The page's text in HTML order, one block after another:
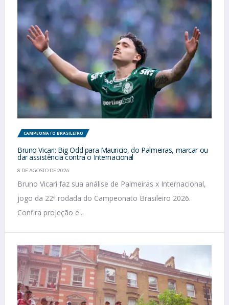
CAMPEONATO BRASILEIRO
Bruno Vicari: Big Odd para Mauricio, do Palmeiras, marcar ou
dar assistência contra o Internacional
8 DE AGOSTO DE 2026
Bruno Vicari faz sua análise de Palmeiras x Internacional,
jogo da 22ª rodada do Campeonato Brasileiro 2026.
Confira projeção e...